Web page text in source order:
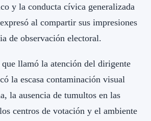
y la conducta cívica generalizada
al compartir sus impresiones
de observación electoral.
que llamó la atención del dirigente
la escasa contaminación visual
la ausencia de tumultos en las
centros de votación y el ambiente